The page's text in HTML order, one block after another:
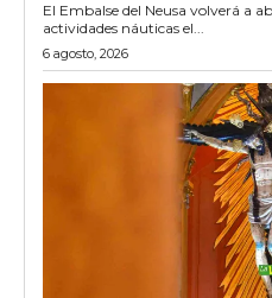
El Embalse del Neusa volverá a
actividades náuticas el...
6 agosto, 2026